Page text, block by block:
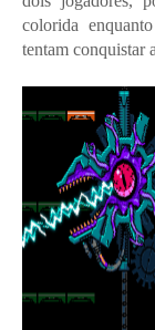
colorida
tentam conquistar